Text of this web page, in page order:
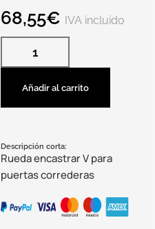
68,55€ IVA incluido
Añadir al carrito
Descripción corta:
Rueda encastrar V para
puertas correderas